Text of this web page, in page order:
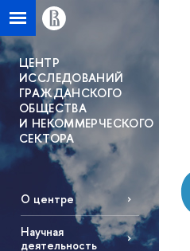
ЦЕНТР
ИССЛЕДОВАНИЙ
ГРАЖДАНСКОГО
ОБЩЕСТВА
И НЕКОММЕРЧЕСКОГО
СЕКТОРА
О центре
Научная
деятельность